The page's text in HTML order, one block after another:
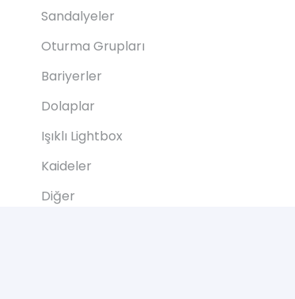
Sandalyeler
Oturma Grupları
Bariyerler
Dolaplar
Işıklı Lightbox
Kaideler
Diğer